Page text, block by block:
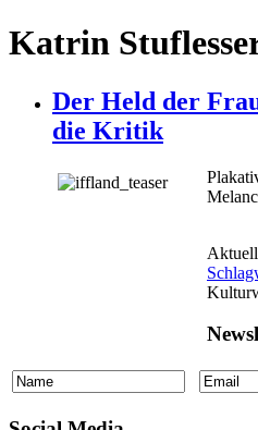
Katrin
Der Held der
die Kritik